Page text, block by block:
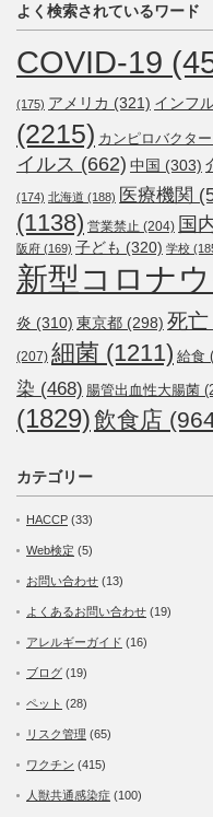
よく検索されているワード
COVID-19
(175) アメリカ (321) インフ
(2215) カンピロバクター
イルス (662) 中国 (303)
(174) 北海道 (188) 医療機関
(1138) 営業禁止 (204) 国
阪府 (169) 子ども (320) 学校
新型コロナ
炎 (310) 東京都 (298) 死亡
(207) 細菌 (1211) 給食
染 (468) 腸管出血性大腸菌
(1829)飲食店
カテゴリー
HACCP (33)
Web検定 (5)
お問い合わせ (13)
よくあるお問い合わせ (19)
アレルギーガイド (16)
ブログ (19)
ペット (28)
リスク管理 (65)
ワクチン (415)
人獣共通感染症 (100)